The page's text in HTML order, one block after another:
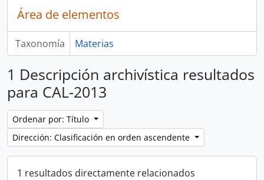
Área de elementos
Taxonomía Materias
1 Descripción archivística resultados
para CAL-2013
Ordenar por: Título
Dirección: Clasificación en orden ascendente
1 resultados directamente relacionados